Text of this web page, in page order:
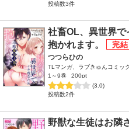
投稿数3件
社畜OL、異世界で
抱かれます。
つつらひの
TLマンガ、ラブきゅんコミック
1～9巻
200pt
(3.0)
投稿数2件
野獣な生徒はお隣